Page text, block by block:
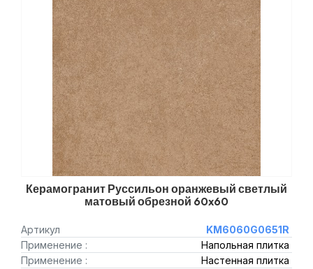
Керамогранит Руссильон оранжевый светлый
матовый обрезной 60x60
Артикул
KM6060G0651R
Применение :
Напольная плитка
Применение :
Настенная плитка